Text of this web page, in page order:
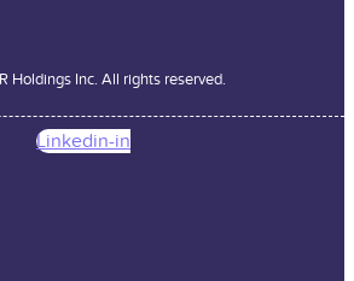
Holdings Inc. All rights reserved.
Linkedin-in